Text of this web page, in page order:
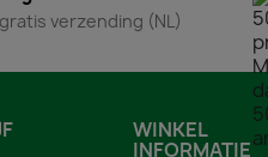
verzending (NL)
WINKEL
INFORMATIE